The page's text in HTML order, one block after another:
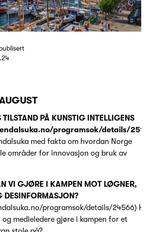
PÅ KUNSTIG INTELLIGENS
programsok/details/
med fakta om hvordan Norge
områder for innovasjon og bruk av
VI GJØRE I KAMPEN MOT LØGNER,
DESINFORMASJON?
programsok/details/24566)
og medieledere gjøre i kampen for et